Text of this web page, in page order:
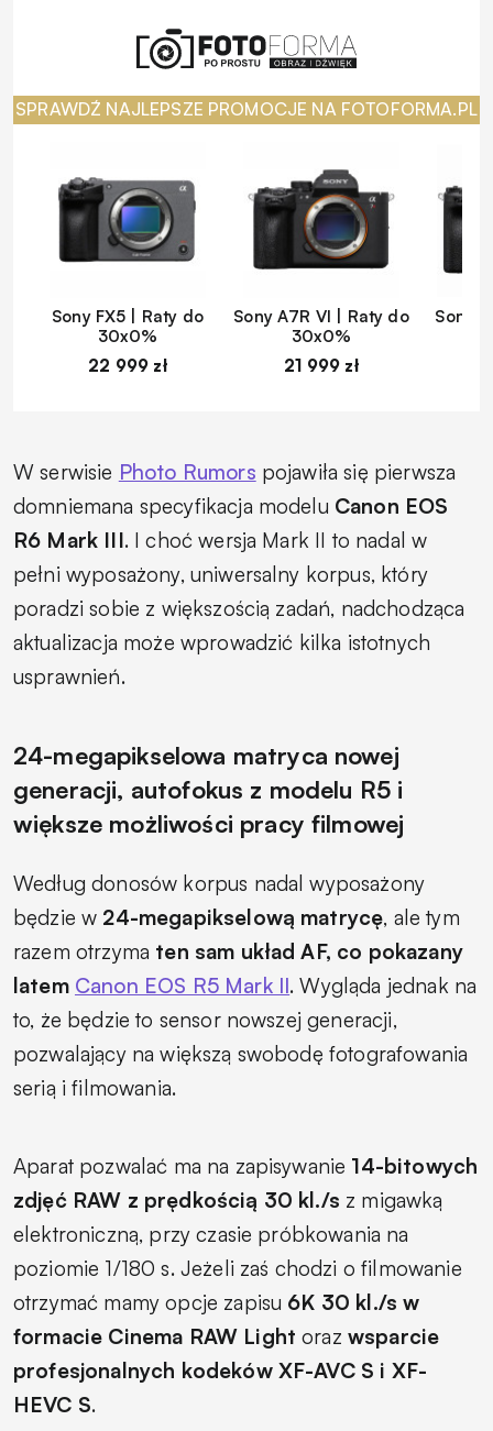
SPRAWDŹ NAJLEPSZE PROMOCJE NA FOTOFORMA.PL
Sony FX5 | Raty do
30x0%
22 999 zł
Sony A7R VI | Raty do
30x0%
21 999 zł
Sony
W serwisie Photo Rumors pojawiła się pierwsza
domniemana specyfikacja modelu Canon EOS
R6 Mark III. I choć wersja Mark II to nadal w
pełni wyposażony, uniwersalny korpus, który
poradzi sobie z większością zadań, nadchodząca
aktualizacja może wprowadzić kilka istotnych
usprawnień.
24-megapikselowa matryca nowej
generacji, autofokus z modelu R5 i
większe możliwości pracy filmowej
Według donosów korpus nadal wyposażony
będzie w 24-megapikselową matrycę, ale tym
razem otrzyma ten sam układ AF, co pokazany
latem Canon EOS R5 Mark II. Wygląda jednak na
to, że będzie to sensor nowszej generacji,
pozwalający na większą swobodę fotografowania
serią i filmowania.
Aparat pozwalać ma na zapisywanie 14-bitowych
zdjęć RAW z prędkością 30 kl./s z migawką
elektroniczną, przy czasie próbkowania na
poziomie 1/180 s. Jeżeli zaś chodzi o filmowanie
otrzymać mamy opcje zapisu 6K 30 kl./s w
formacie Cinema RAW Light oraz wsparcie
profesjonalnych kodeków XF-AVC S i XF-
HEVC S.